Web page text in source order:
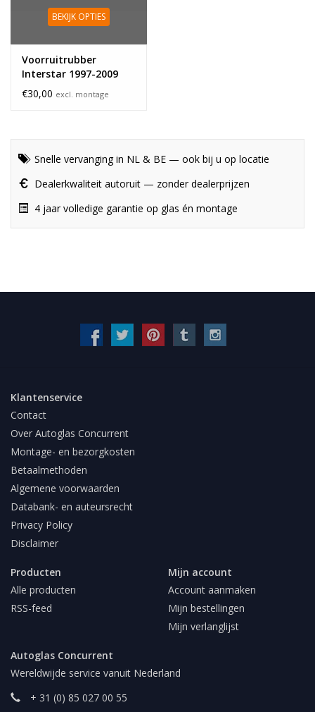
BEKIJK OPTIES
Voorruitrubber
Interstar 1997-2009
€30,00 excl. montage
Snelle vervanging in NL & BE — ook bij u op locatie
Dealerkwaliteit autoruit — zonder dealerprijzen
4 jaar volledige garantie op glas én montage
Klantenservice
Contact
Over Autoglas Concurrent
Montage- en bezorgkosten
Betaalmethoden
Algemene voorwaarden
Databank- en auteursrecht
Privacy Policy
Disclaimer
Producten
Alle producten
RSS-feed
Mijn account
Account aanmaken
Mijn bestellingen
Mijn verlanglijst
Autoglas Concurrent
Wereldwijde service vanuit Nederland
+ 31 (0) 85 027 00 55